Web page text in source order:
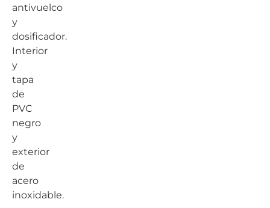
antivuelco
y
dosificador.
Interior
y
tapa
de
PVC
negro
y
exterior
de
acero
inoxidable.